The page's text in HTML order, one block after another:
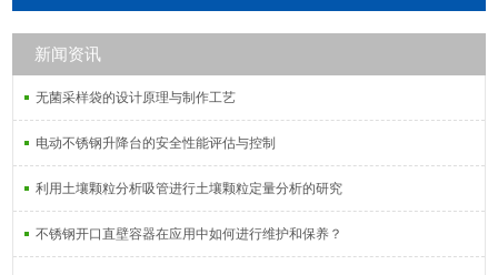
新闻资讯
无菌采样袋的设计原理与制作工艺
电动不锈钢升降台的安全性能评估与控制
利用土壤颗粒分析吸管进行土壤颗粒定量分析的研究
不锈钢开口直壁容器在应用中如何进行维护和保养？